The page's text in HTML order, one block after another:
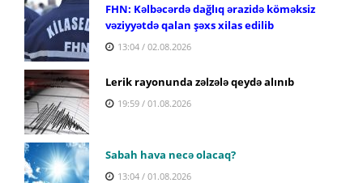
FHN: Kəlbəcərdə dağlıq ərazidə köməksiz
vəziyyətdə qalan şəxs xilas edilib
13:04 / 02.08.2026
Lerik rayonunda zəlzələ qeydə alınıb
19:59 / 01.08.2026
Sabah hava necə olacaq?
13:04 / 01.08.2026